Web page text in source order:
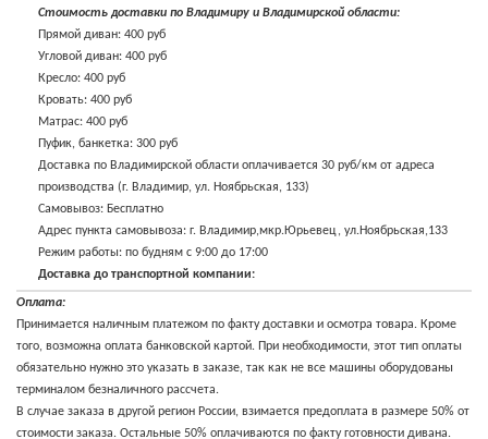
Стоимость доставки по Владимиру и Владимирской области:
Прямой диван: 400 руб
Угловой диван: 400 руб
Кресло: 400 руб
Кровать: 400 руб
Матрас: 400 руб
Пуфик, банкетка: 300 руб
Доставка по Владимирской области оплачивается 30 руб/км от адреса
производства (г. Владимир, ул. Ноябрьская, 133)
Самовывоз: Бесплатно
Адрес пункта самовывоза: г. Владимир,мкр.Юрьевец, ул.Ноябрьская,133
Режим работы: по будням с 9:00 до 17:00
Доставка до транспортной компании:
Доставка до транспортной компании, филиал в г. Москва: по тарифу доставки
Стоимость дополнительных услуг:
Прямой диван: 500 руб
Оплата:
Принимается наличным платежом по факту доставки и осмотра товара. Кроме
того, возможна оплата банковской картой. При необходимости, этот тип оплаты
обязательно нужно это указать в заказе, так как не все машины оборудованы
терминалом безналичного рассчета.
В случае заказа в другой регион России, взимается предоплата в размере 50% от
стоимости заказа. Остальные 50% оплачиваются по факту готовности дивана.